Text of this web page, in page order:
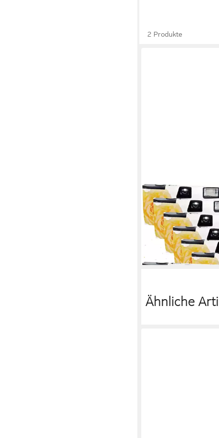
2 Produkte
TOPSHOT
7 x Einwegkamera
Hochzeitsrose MHD:
Einwegkamera
99,50 €
lieferbar - in 2-3
Ähnliche